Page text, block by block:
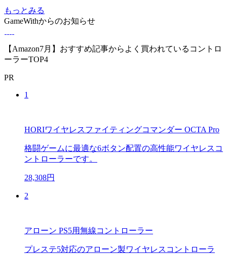
もっとみる
GameWithからのお知らせ
【Amazon7月】おすすめ記事からよく買われているコントロ
ーラーTOP4
PR
1
HORIワイヤレスファイティングコマンダー OCTA Pro
格闘ゲームに最適な6ボタン配置の高性能ワイヤレスコ
ントローラーです。
28,308円
2
アローン PS5用無線コントローラー
プレステ5対応のアローン製ワイヤレスコントローラ